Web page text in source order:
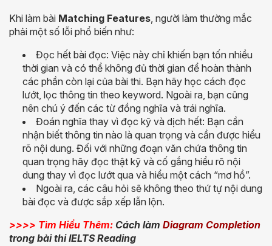
Khi làm bài Matching Features , người làm thường mắc
phải một số lỗi phổ biến như:
Đọc hết bài đọc: Việc này chỉ khiến bạn tốn nhiều
thời gian và có thể không đủ thời gian để hoàn thành
các phần còn lại của bài thi. Bạn hãy học cách đọc
lướt, lọc thông tin theo keyword. Ngoài ra, bạn cũng
nên chú ý đến các từ đồng nghĩa và trái nghĩa.
Đoán nghĩa thay vì đọc kỹ và dịch hết: Bạn cần
nhận biết thông tin nào là quan trọng và cần được hiểu
rõ nội dung. Đối với những đoạn văn chứa thông tin
quan trọng hãy đọc thật kỹ và cố gắng hiểu rõ nội
dung thay vì đọc lướt qua và hiểu một cách “mơ hồ”.
Ngoài ra, các câu hỏi sẽ không theo thứ tự nội dung
bài đọc và được sắp xếp lẫn lộn.
>>>> Tìm Hiểu Thêm: Cách làm Diagram Completion
trong bài thi IELTS Reading